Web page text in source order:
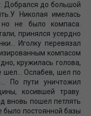
Добрался до большой
Николая имелась
но не было компаса.
принялся усердно
Иголку перевязал
компасом
кружилась голова,
шел… Ослабев, шел по
По пути уничтожил
косившей траву.
вновь пошел петлять
постоянной базы